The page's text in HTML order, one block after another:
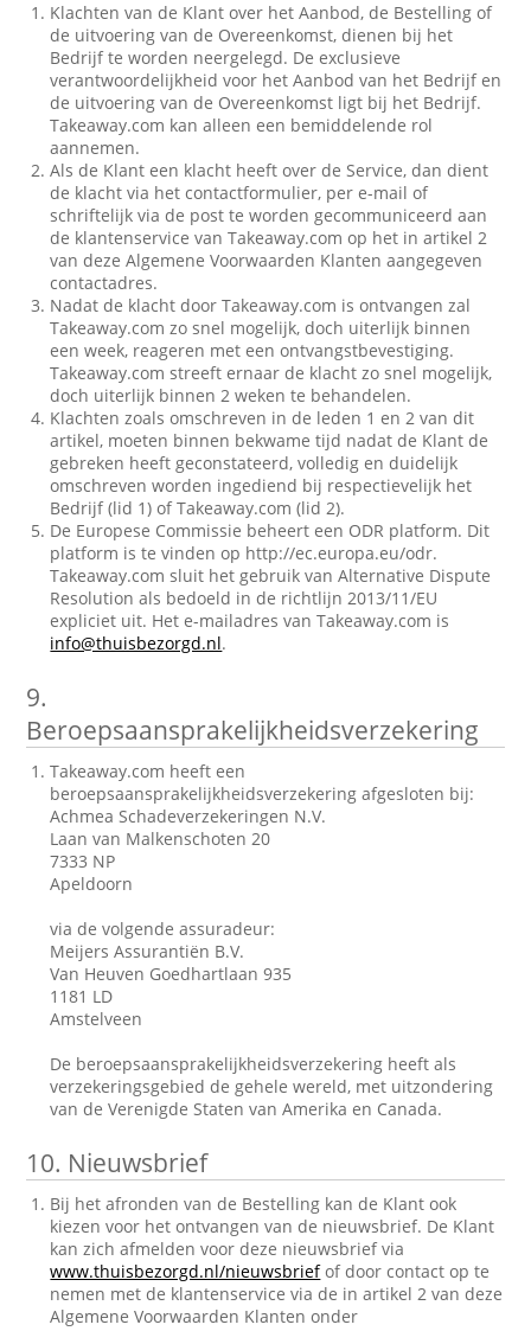
Klachten van de Klant over het Aanbod, de Bestelling of
de uitvoering van de Overeenkomst, dienen bij het
Bedrijf te worden neergelegd. De exclusieve
verantwoordelijkheid voor het Aanbod van het Bedrijf en
de uitvoering van de Overeenkomst ligt bij het Bedrijf.
Takeaway.com kan alleen een bemiddelende rol
aannemen.
Als de Klant een klacht heeft over de Service, dan dient
de klacht via het contactformulier, per e-mail of
schriftelijk via de post te worden gecommuniceerd aan
de klantenservice van Takeaway.com op het in artikel 2
van deze Algemene Voorwaarden Klanten aangegeven
contactadres.
Nadat de klacht door Takeaway.com is ontvangen zal
Takeaway.com zo snel mogelijk, doch uiterlijk binnen
een week, reageren met een ontvangstbevestiging.
Takeaway.com streeft ernaar de klacht zo snel mogelijk,
doch uiterlijk binnen 2 weken te behandelen.
Klachten zoals omschreven in de leden 1 en 2 van dit
artikel, moeten binnen bekwame tijd nadat de Klant de
gebreken heeft geconstateerd, volledig en duidelijk
omschreven worden ingediend bij respectievelijk het
Bedrijf (lid 1) of Takeaway.com (lid 2).
De Europese Commissie beheert een ODR platform. Dit
platform is te vinden op http://ec.europa.eu/odr.
Takeaway.com sluit het gebruik van Alternative Dispute
Resolution als bedoeld in de richtlijn 2013/11/EU
expliciet uit. Het e-mailadres van Takeaway.com is
info@thuisbezorgd.nl.
9.
Beroepsaansprakelijkheidsverzekering
Takeaway.com heeft een
beroepsaansprakelijkheidsverzekering afgesloten bij:
Achmea Schadeverzekeringen N.V.
Laan van Malkenschoten 20
7333 NP
Apeldoorn
via de volgende assuradeur:
Meijers Assurantiën B.V.
Van Heuven Goedhartlaan 935
1181 LD
Amstelveen
De beroepsaansprakelijkheidsverzekering heeft als
verzekeringsgebied de gehele wereld, met uitzondering
van de Verenigde Staten van Amerika en Canada.
10. Nieuwsbrief
Bij het afronden van de Bestelling kan de Klant ook
kiezen voor het ontvangen van de nieuwsbrief. De Klant
kan zich afmelden voor deze nieuwsbrief via
www.thuisbezorgd.nl/nieuwsbriefof door contact op te
nemen met de klantenservice via de in artikel 2 van deze
Algemene Voorwaarden Klanten onder